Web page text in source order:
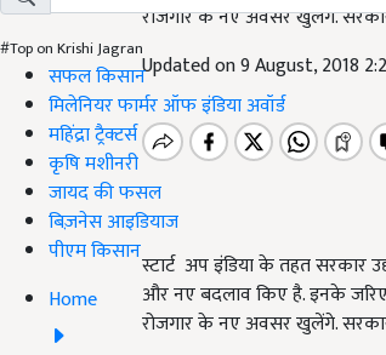
#Top on Krishi Jagran
सफल किसान
मिलेनियर फार्मर ऑफ इंडिया अवॉर्ड
महिंद्रा ट्रैक्टर्स
कृषि मशीनरी
जायद की फसल
बिज़नेस आइडियाज
पीएम किसान
Home
रोजगार के नए अवसर खुलेंगे. सरकार
Updated on 9 August, 2018
स्टार्ट अप इंडिया के तहत सरकार
और नए बदलाव किए है. इनके जरिए
रोजगार के नए अवसर खुलेंगे. सरकार